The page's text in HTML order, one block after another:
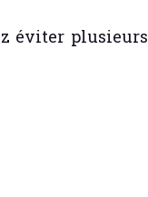
éviter plusieurs